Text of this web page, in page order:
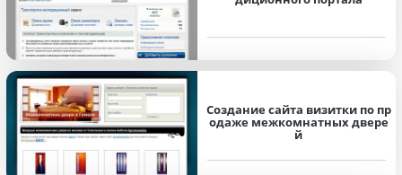
Создание сайта визитки по пр
одаже межкомнатных двере
й